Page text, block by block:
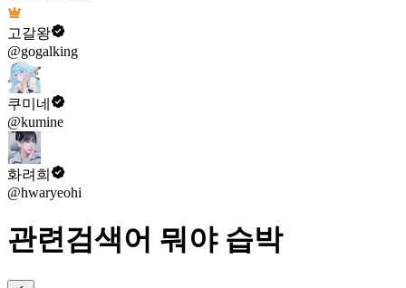
고갈왕
@gogalking
쿠미네
@kumine
화려희
@hwaryeohi
관련검색어 뭐야 습박